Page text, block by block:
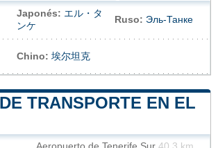
Japonés: エル・タ
ンケ
Ruso: Эль-Танке
Chino: 埃尔坦克
TRANSPORTE EN EL